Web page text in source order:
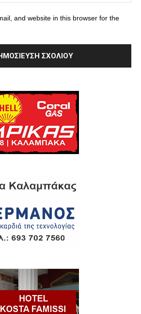
and website in this browser for the